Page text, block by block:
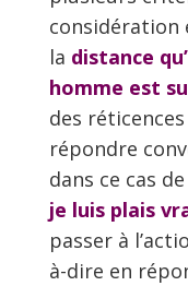
considération
la distance
homme est
des
répondre
dans ce cas
je luis plais
passer à
à-dire en